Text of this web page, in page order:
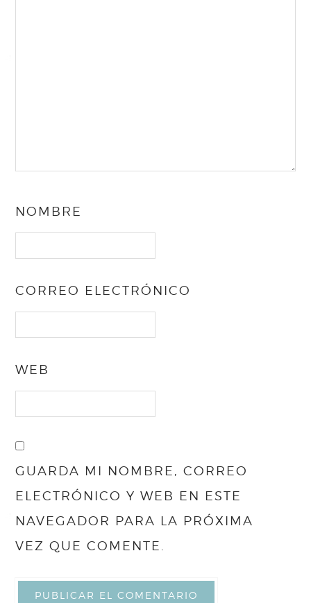
NOMBRE
CORREO ELECTRÓNICO
WEB
GUARDA MI NOMBRE, CORREO
ELECTRÓNICO Y WEB EN ESTE
NAVEGADOR PARA LA PRÓXIMA
VEZ QUE COMENTE.